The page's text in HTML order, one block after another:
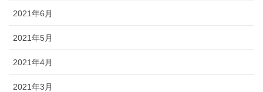
2021年6月
2021年5月
2021年4月
2021年3月